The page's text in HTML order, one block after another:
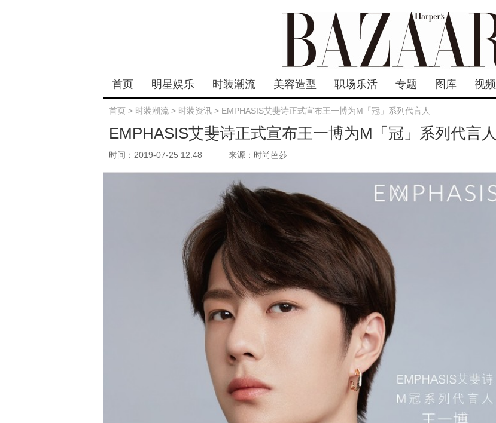
首页 明星娱乐 时装潮流 美容造型 职场乐活 专题 图库 视频
首页 > 时装潮流 > 时装资讯 > EMPHASIS艾斐诗正式宣布王一博为M「冠」系列代言人
EMPHASIS艾斐诗正式宣布王一博为M「冠」系列代言人
时间：2019-07-25 12:48 来源：时尚芭莎